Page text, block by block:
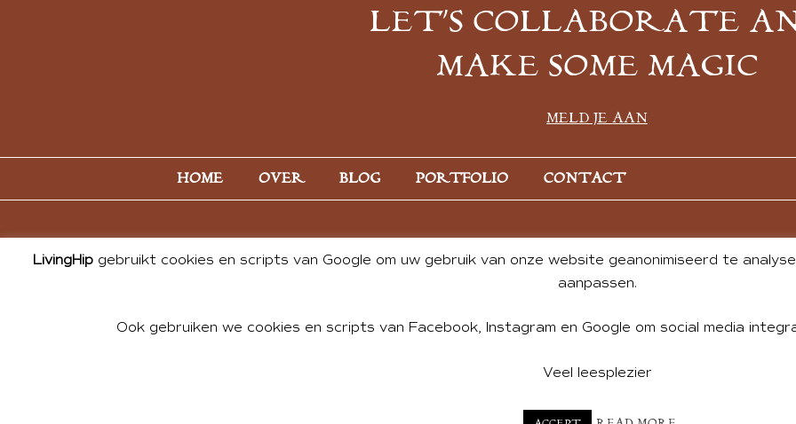
LET’S COLLABORATE
MAKE SOME MAGIC
MELD JE AAN
HOME OVER BLOG PORTFOLIO CONTACT
© 2026 ALL PHOTOS & CONTENT BY ANDREA DE GROOT. WEBSITE DESIGN BY
LivingHip gebruikt cookies en scripts van Google om uw gebruik van onze website geanonimiseerd te
aanpassen.
Ook gebruiken we cookies en scripts van Facebook, Instagram en Google om social media
Veel leesplezier